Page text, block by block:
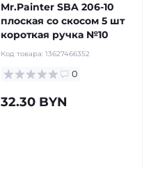
Mr.Painter SBA 206-10
плоская со скосом 5 шт
короткая ручка №10
Код товара: 13627466352
0
32.30 BYN